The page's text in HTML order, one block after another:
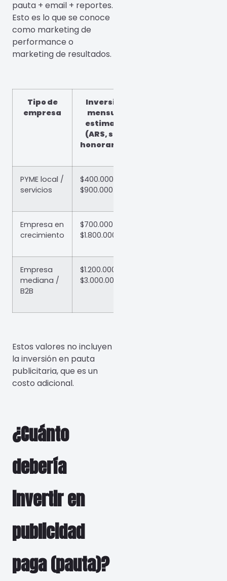
pauta + email + reportes.
Esto es lo que se conoce
como marketing de
performance o
marketing de resultados.
Tipo de
empresa
Inversión
mensual
estimada
(ARS, solo
honorarios)
PYME local /
servicios
$400.000 –
$900.000
Empresa en
crecimiento
$700.000 –
$1.800.000
Empresa
mediana /
B2B
$1.200.000 –
$3.000.000+
Estos valores no incluyen
la inversión en pauta
publicitaria, que es un
costo adicional.
¿Cuánto
debería
invertir en
publicidad
paga (pauta)?